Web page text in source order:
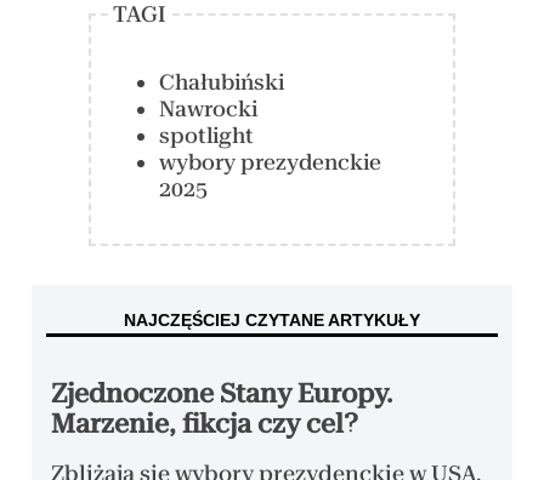
TAGI
Chałubiński
Nawrocki
spotlight
wybory prezydenckie
2025
NAJCZĘŚCIEJ CZYTANE ARTYKUŁY